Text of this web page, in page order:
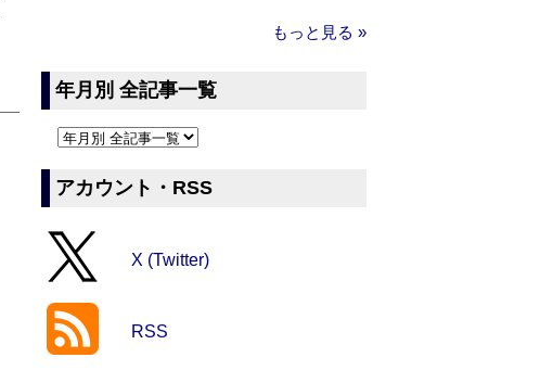
もっと見る »
年月別 全記事一覧
アカウント・RSS
X (Twitter)
RSS